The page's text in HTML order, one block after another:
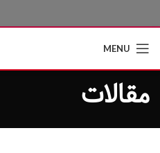
MENU
مقالات